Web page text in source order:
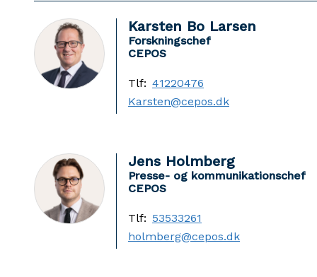
Karsten Bo Larsen
Forskningschef
CEPOS
Tlf: 41220476
Karsten@cepos.dk
Jens Holmberg
Presse- og kommunikationschef
CEPOS
Tlf: 53533261
holmberg@cepos.dk